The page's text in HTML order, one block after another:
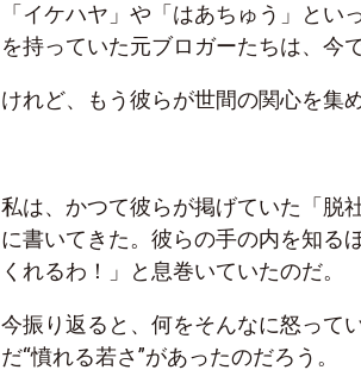
「イケハヤ」や「はあちゅう」と
を持っていた元ブロガーたちは、今
けれど、もう彼らが世間の関心を集
私は、かつて彼らが掲げていた「脱
に書いてきた。彼らの手の内を知る
くれるわ！」と息巻いていたのだ。
今振り返ると、何をそんなに怒って
だ“憤れる若さ”があったのだろう。